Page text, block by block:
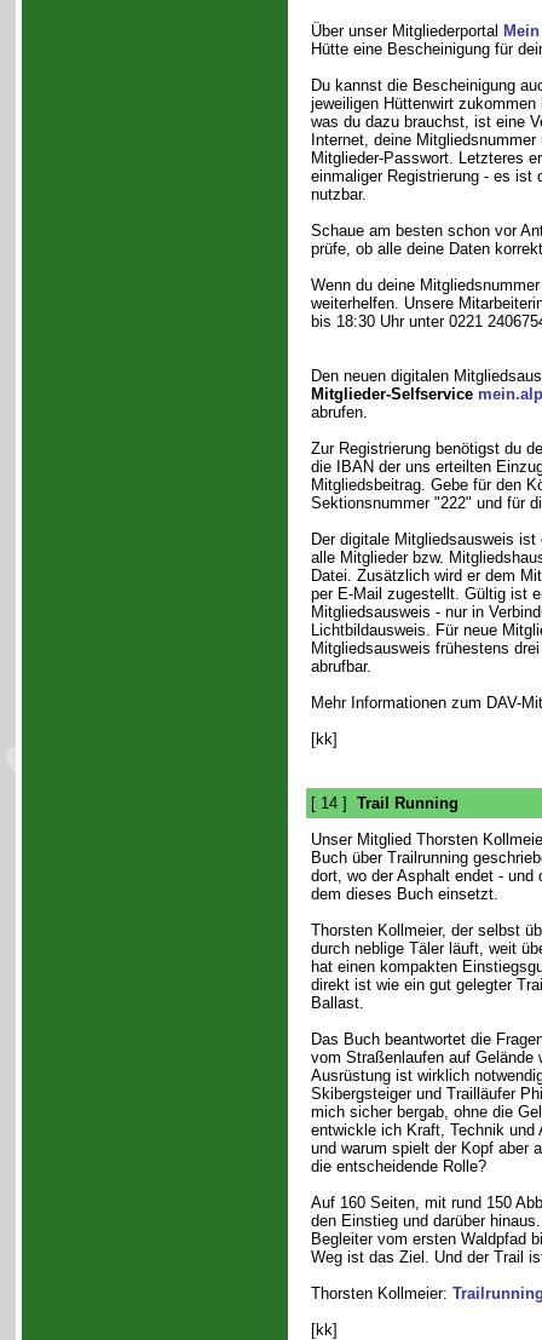
Über unser Mitgliederportal
Hütte eine Bescheinigung für
Du kannst die Bescheinigung
jeweiligen Hüttenwirt
was du dazu brauchst, ist eine
Internet, deine Mitgliedsnummer
Mitglieder-Passwort. Letzteres
einmaliger Registrierung - es ist
nutzbar.
Schaue am besten schon vor
prüfe, ob alle deine Daten
Wenn du deine
weiterhelfen. Unsere
bis 18:30 Uhr unter 0221
Den neuen digitalen
Mitglieder-Selfservice
abrufen.
Zur Registrierung benötigst du
die IBAN der uns erteilten
Mitgliedsbeitrag. Gebe für den
Sektionsnummer "222" und für
Der digitale Mitgliedsausweis
alle Mitglieder bzw.
Datei. Zusätzlich wird er dem
per E-Mail zugestellt. Gültig ist
Mitgliedsausweis - nur in
Lichtbildausweis. Für neue
Mitgliedsausweis frühestens
abrufbar.
Mehr Informationen zum DAV-
[kk]
[ 14 ] Trail Running
Unser Mitglied Thorsten
Buch über Trailrunning
dort, wo der Asphalt endet -
dem dieses Buch einsetzt.
Thorsten Kollmeier, der selbst
durch neblige Täler läuft, weit
hat einen kompakten
direkt ist wie ein gut gelegter
Ballast.
Das Buch beantwortet die
vom Straßenlaufen auf Gelände
Ausrüstung ist wirklich
Skibergsteiger und Trailläufer
mich sicher bergab, ohne die
entwickle ich Kraft, Technik und
und warum spielt der Kopf aber
die entscheidende Rolle?
Auf 160 Seiten, mit rund 150
den Einstieg und darüber
Begleiter vom ersten Waldpfad
Weg ist das Ziel. Und der Trail
Thorsten Kollmeier:
[kk]